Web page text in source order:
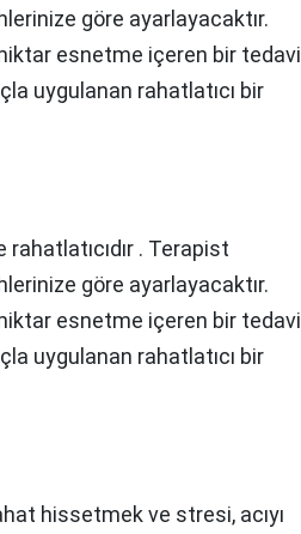
göre ayarlayacaktır.
esnetme içeren bir tedavi
uygulanan rahatlatıcı bir
rahatlatıcıdır . Terapist
göre ayarlayacaktır.
esnetme içeren bir tedavi
uygulanan rahatlatıcı bir
hissetmek ve stresi, acıyı